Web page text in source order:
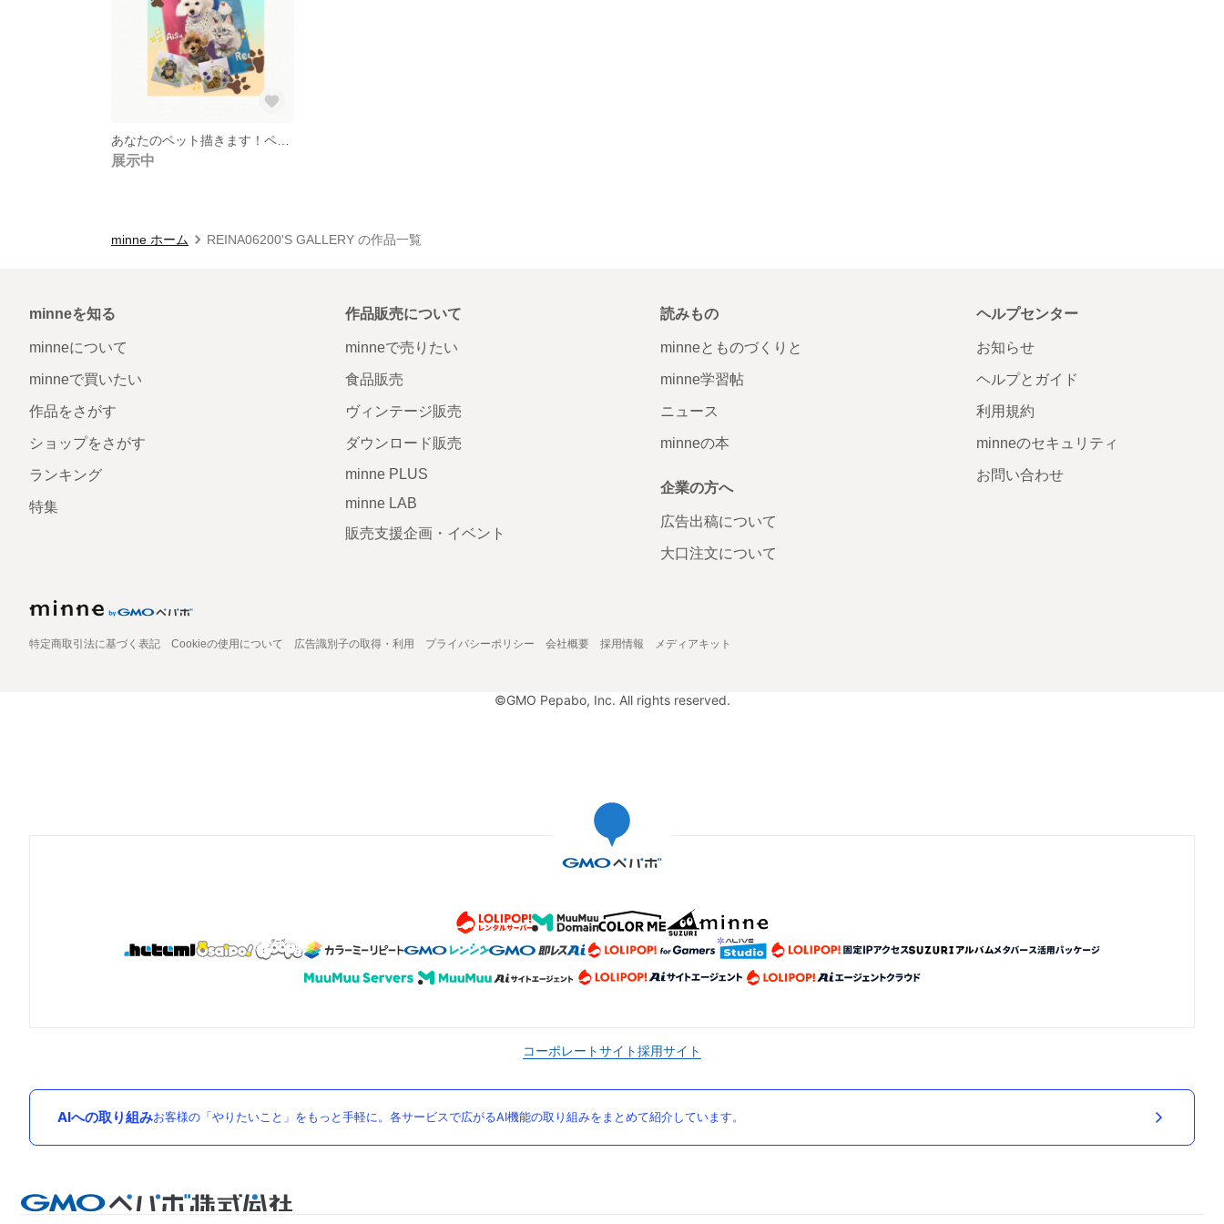
展示中
minne ホーム REINA06200'S GALLERY の作品一覧
minneを知る
minneについて
minneで買いたい
作品をさがす
ショップをさがす
ランキング
特集
作品販売について
minneで売りたい
食品販売
ヴィンテージ販売
ダウンロード販売
minne PLUS
minne LAB
販売支援企画・イベント
読みもの
minneとものづくりと
minne学習帖
ニュース
minneの本
企業の方へ
広告出稿について
大口注文について
ヘルプセンター
お知らせ
ヘルプとガイド
利用規約
minneのセキュリティ
お問い合わせ
特定商取引法に基づく表記 Cookieの使用について 広告識別子の取得・利用 プライバシーポリシー 会社概要 採用情報 メディアキット
©GMO Pepabo, Inc. All rights reserved.
コーポレートサイト採用サイト
AIへの取り組みお客様の「やりたいこと」をもっと手軽に。各サービスで広がるAI機能の取り組みをまとめて紹介しています。